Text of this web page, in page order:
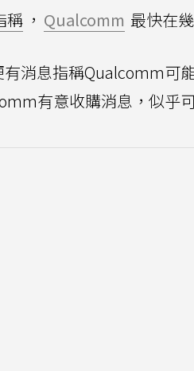
稱 ， Qualcomm 最快在
消息指稱Qualcomm可
有意收購消息，似乎